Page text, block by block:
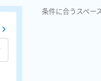
条件に合うスペー